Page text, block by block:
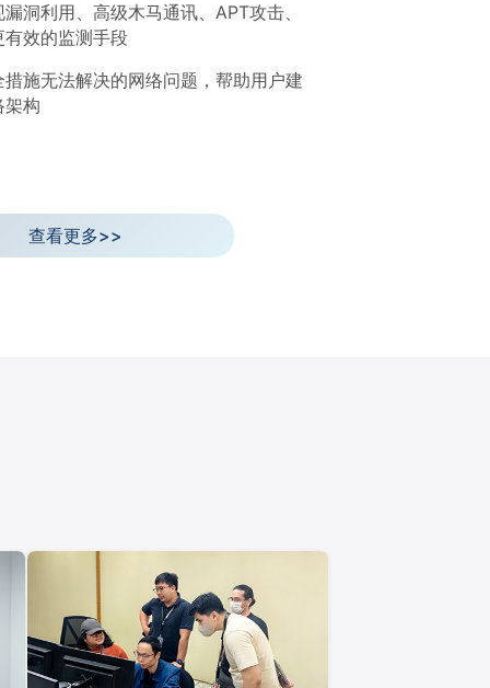
洞利用、高级木马通讯、APT攻击、
效的监测手段
施无法解决的网络问题，帮助用户建
架构
查看更多>>